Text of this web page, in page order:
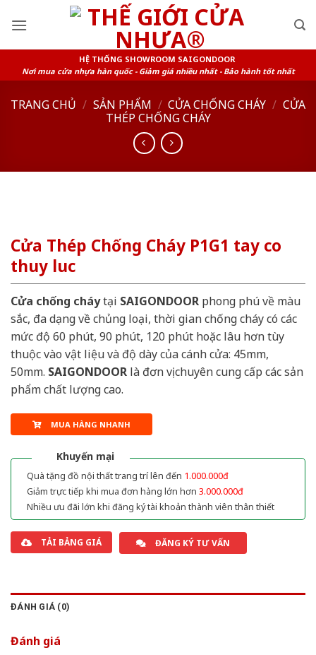
HỆ THỐNG SHOWROOM SAIGONDOOR
Nơi mua cửa nhựa hàn quốc - Giảm giá nhiều nhất - Bảo hành tốt nhất
TRANG CHỦ / SẢN PHẨM / CỬA CHỐNG CHÁY / CỬA
THÉP CHỐNG CHÁY
Cửa Thép Chống Cháy P1G1 tay co
thuy luc
Cửa chống cháytại SAIGONDOOR phong phú về màu
sắc, đa dạng về chủng loại, thời gian chống cháy có các
mức độ 60 phút, 90 phút, 120 phút hoặc lâu hơn tùy
thuộc vào vật liệu và độ dày của cánh cửa: 45mm,
50mm. SAIGONDOOR là đơn vị chuyên cung cấp các sản
phẩm chất lượng cao.
MUA HÀNG NHANH
Khuyến mại
Quà tặng đồ nội thất trang trí lên đến 1.000.000đ
Giảm trực tiếp khi mua đơn hàng lớn hơn 3.000.000đ
Nhiều ưu đãi lớn khi đăng ký tài khoản thành viên thân thiết
TẢI BẢNG GIÁ ĐĂNG KÝ TƯ VẤN
ĐÁNH GIÁ (0)
Đánh giá